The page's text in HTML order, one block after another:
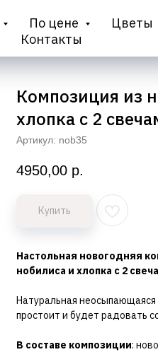
По цене
Цветы
Контакты
Композиция из
хлопка с 2
Артикул: nob35
4950,00 р.
Купить
Настольная новогодняя
нобилиса и хлопка с 2
Натуральная неосыпающаяся
простоит и будет радовать
В составе композиции: